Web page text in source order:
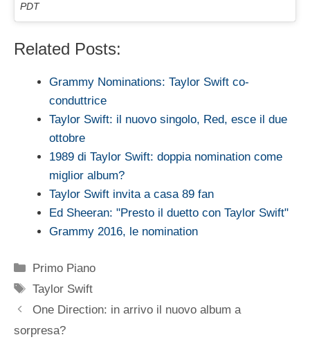
PDT
Related Posts:
Grammy Nominations: Taylor Swift co-
conduttrice
Taylor Swift: il nuovo singolo, Red, esce il due
ottobre
1989 di Taylor Swift: doppia nomination come
miglior album?
Taylor Swift invita a casa 89 fan
Ed Sheeran: "Presto il duetto con Taylor Swift"
Grammy 2016, le nomination
Categorie
Primo Piano
Tag
Taylor Swift
One Direction: in arrivo il nuovo album a
sorpresa?